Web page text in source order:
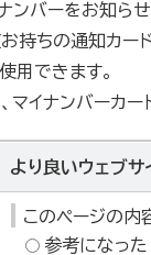
ンバーをお知ら
持ちの通知カー
用できます。
マイナンバーカ
より良いウェブサ
このページの内
参考になった